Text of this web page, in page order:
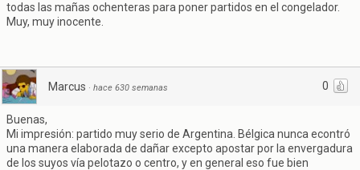
todas las mañas ochenteras para poner partidos en el congelador.
Muy, muy inocente.
0
Marcus · hace 630 semanas
Buenas,
Mi impresión: partido muy serio de Argentina. Bélgica nunca econtró
una manera elaborada de dañar excepto apostar por la envergadura
de los suyos vía pelotazo o centro, y en general eso fue bien